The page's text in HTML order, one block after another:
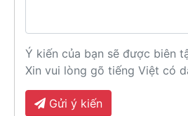
Ý kiến của bạn sẽ được biên
Xin vui lòng gõ tiếng Việt có
Gửi ý kiến